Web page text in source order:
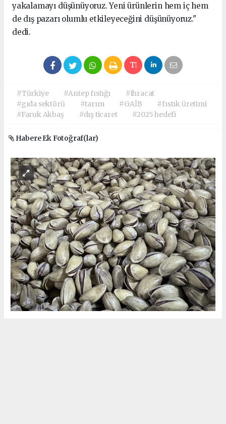
yakalamayı düşünüyoruz. Yeni ürünlerin hem iç hem
de dış pazarı olumlu etkileyeceğini düşünüyoruz."
dedi.
#Türkiye #Antep fıstığı
#ihracat
#gıda sektörü
#tarım #GAİB
#fıstık üretimi
#Faruk Akbaş
#dış ticaret #2025 hedefi
Habere Ek Fotoğraf(lar)